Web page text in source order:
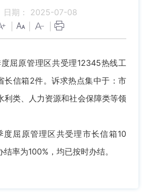
日期： 2025-07-08
原管理区共受理12345热线工
信箱2件。诉求热点集中于： 市
利类、人力资源和社会保障类等领
原管理区共受理市长信箱10
率为100%，均已按时办结。